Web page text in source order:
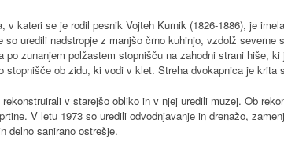
v kateri se je rodil pesnik Vojteh Kurnik (1826-1886), je
so uredili nadstropje z manjšo črno kuhinjo, vzdolž
po zunanjem polžastem stopnišču na zahodni strani hiše,
stopnišče ob zidu, ki vodi v klet. Streha dvokapnica je krita
v starejšo obliko in v njej uredili muzej. Ob
V letu 1973 so uredili odvodnjavanje in drenažo,
delno sanirano ostrešje.